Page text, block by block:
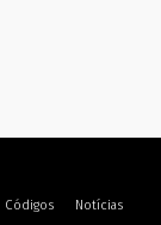
Códigos Notícias